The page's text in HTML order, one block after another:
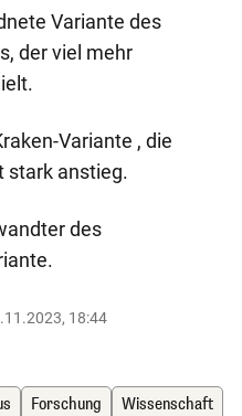
Variante des
der viel mehr
Variante , die
stark anstieg.
des
18:44
Forschung Wissenschaft